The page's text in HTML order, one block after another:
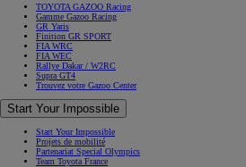
TOYOTA GAZOO Racing
Gamme Gazoo Racing
GR Yaris
Finition GR SPORT
FIA WRC
FIA WEC
Rallye Dakar / W2RC
Supra GT4
Trouvez votre Gazoo Center
Start Your Impossible
Start Your Impossible
Projets de mobilité
Partenariat Special Olympics
Team Toyota France